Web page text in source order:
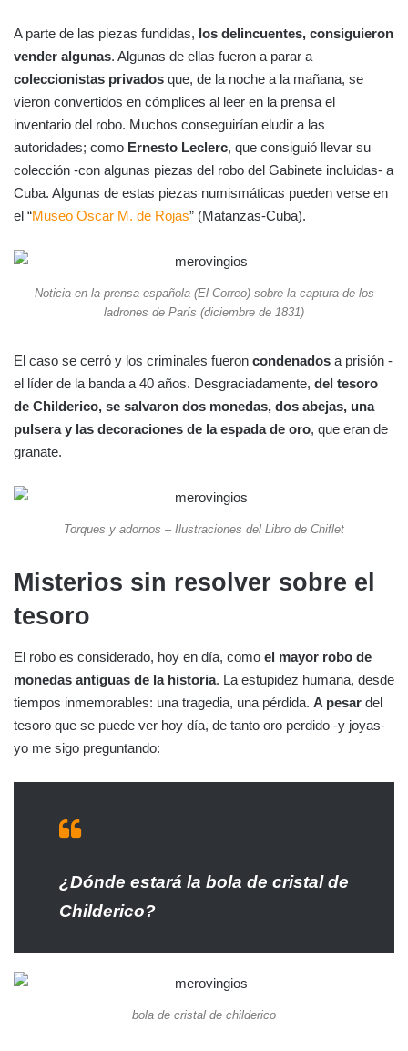
A parte de las piezas fundidas, los delincuentes, consiguieron
vender algunas. Algunas de ellas fueron a parar a
coleccionistas privados que, de la noche a la mañana, se
vieron convertidos en cómplices al leer en la prensa el
inventario del robo. Muchos conseguirían eludir a las
autoridades; como Ernesto Leclerc, que consiguió llevar su
colección -con algunas piezas del robo del Gabinete incluidas- a
Cuba. Algunas de estas piezas numismáticas pueden verse en
el “Museo Oscar M. de Rojas” (Matanzas-Cuba).
Noticia en la prensa española (El Correo) sobre la captura de los
ladrones de París (diciembre de 1831)
El caso se cerró y los criminales fueron condenados a prisión -
el líder de la banda a 40 años. Desgraciadamente, del tesoro
de Childerico, se salvaron dos monedas, dos abejas, una
pulsera y las decoraciones de la espada de oro, que eran de
granate.
Torques y adornos – Ilustraciones del Libro de Chiflet
Misterios sin resolver sobre el
tesoro
El robo es considerado, hoy en día, como el mayor robo de
monedas antiguas de la historia. La estupidez humana, desde
tiempos inmemorables: una tragedia, una pérdida. A pesar del
tesoro que se puede ver hoy día, de tanto oro perdido -y joyas-
yo me sigo preguntando:
¿Dónde estará la bola de cristal de
Childerico?
bola de cristal de childerico